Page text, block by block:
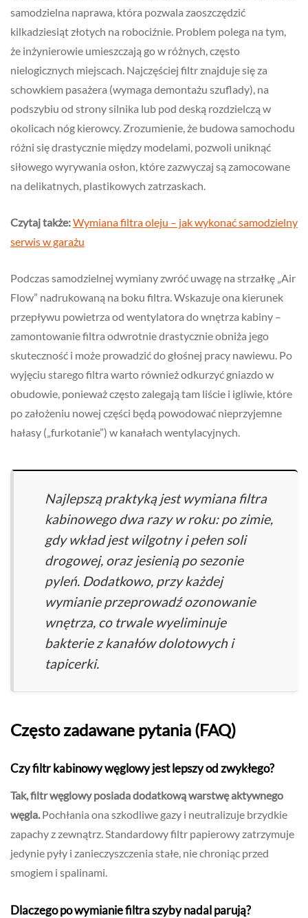
samodzielna naprawa, która pozwala zaoszczędzić
kilkadziesiąt złotych na robociźnie. Problem polega na tym,
że inżynierowie umieszczają go w różnych, często
nielogicznych miejscach. Najczęściej filtr znajduje się za
schowkiem pasażera (wymaga demontażu szuflady), na
podszybiu od strony silnika lub pod deską rozdzielczą w
okolicach nóg kierowcy. Zrozumienie, że budowa samochodu
różni się drastycznie między modelami, pozwoli uniknąć
siłowego wyrywania osłon, które zazwyczaj są zamocowane
na delikatnych, plastikowych zatrzaskach.
Czytaj także:Wymiana filtra oleju – jak wykonać samodzielny
serwis w garażu
Podczas samodzielnej wymiany zwróć uwagę na strzałkę „Air
Flow” nadrukowaną na boku filtra. Wskazuje ona kierunek
przepływu powietrza od wentylatora do wnętrza kabiny –
zamontowanie filtra odwrotnie drastycznie obniża jego
skuteczność i może prowadzić do głośnej pracy nawiewu. Po
wyjęciu starego filtra warto również odkurzyć gniazdo w
obudowie, ponieważ często zalegają tam liście i igliwie, które
po założeniu nowej części będą powodować nieprzyjemne
hałasy („furkotanie”) w kanałach wentylacyjnych.
Najlepszą praktyką jest wymiana filtra
kabinowego dwa razy w roku: po zimie,
gdy wkład jest wilgotny i pełen soli
drogowej, oraz jesienią po sezonie
pyleń. Dodatkowo, przy każdej
wymianie przeprowadź ozonowanie
wnętrza, co trwale wyeliminuje
bakterie z kanałów dolotowych i
tapicerki.
Często zadawane pytania (FAQ)
Czy filtr kabinowy węglowy jest lepszy od zwykłego?
Tak, filtr węglowy posiada dodatkową warstwę aktywnego
węgla. Pochłania ona szkodliwe gazy i neutralizuje brzydkie
zapachy z zewnątrz. Standardowy filtr papierowy zatrzymuje
jedynie pyły i zanieczyszczenia stałe, nie chroniąc przed
smogiem i spalinami.
Dlaczego po wymianie filtra szyby nadal parują?